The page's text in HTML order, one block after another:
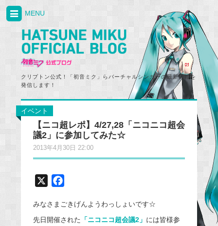
クリプトン公式！「初音ミク」らバーチャルシンガーの最新情報を
発信します！
MENU
イベント
【ニコ超レポ】4/27,28「ニコニコ超会
議2」に参加してみた☆
2013年4月30日 22:00
c
e
みなさまごきげんようわっしょいです☆
先日開催された 「ニコニコ超会議2」 には皆様参